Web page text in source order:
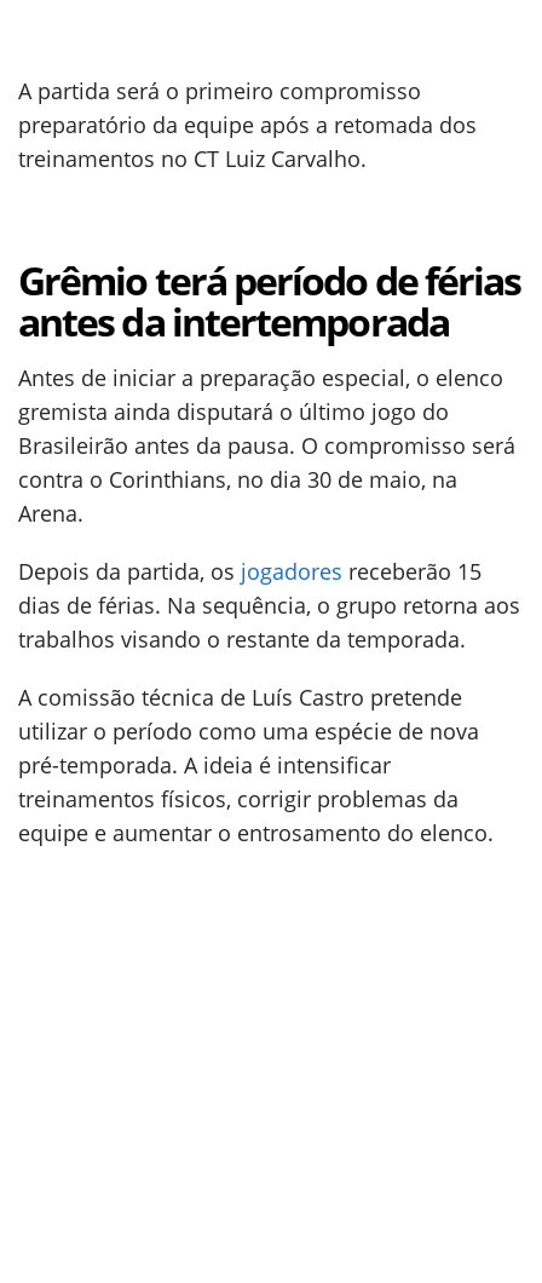
A partida será o primeiro compromisso
preparatório da equipe após a retomada dos
treinamentos no CT Luiz Carvalho.
Grêmio terá período de férias
antes da intertemporada
Antes de iniciar a preparação especial, o elenco
gremista ainda disputará o último jogo do
Brasileirão antes da pausa. O compromisso será
contra o Corinthians, no dia 30 de maio, na
Arena.
Depois da partida, os jogadores receberão 15
dias de férias. Na sequência, o grupo retorna aos
trabalhos visando o restante da temporada.
A comissão técnica de Luís Castro pretende
utilizar o período como uma espécie de nova
pré-temporada. A ideia é intensificar
treinamentos físicos, corrigir problemas da
equipe e aumentar o entrosamento do elenco.